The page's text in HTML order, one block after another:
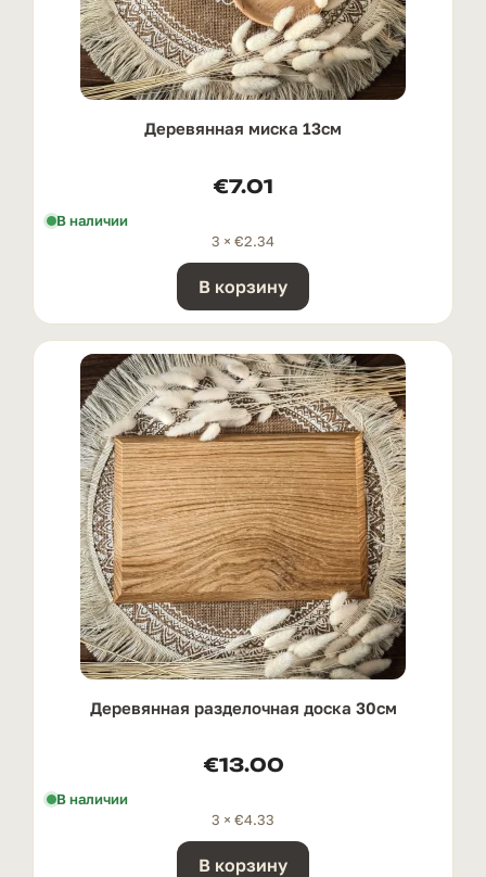
Деревянная миска 13см
€7.01
В наличии
3 × €2.34
В корзину
Деревянная разделочная доска 30см
€13.00
В наличии
3 × €4.33
В корзину